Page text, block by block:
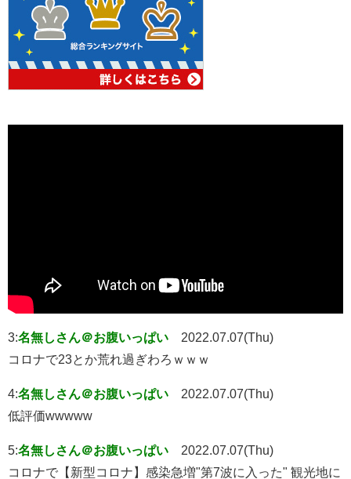
3:名無しさん＠お腹いっぱい
2022.07.07(Thu)
コロナで23とか荒れ過ぎわろｗｗｗ
4:名無しさん＠お腹いっぱい
2022.07.07(Thu)
低評価wwwww
5:名無しさん＠お腹いっぱい
2022.07.07(Thu)
コロナで【新型コロナ】感染急増"第7波に入った" 観光地に